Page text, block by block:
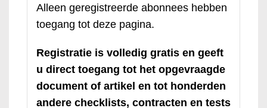
Alleen geregistreerde abonnees hebben
toegang tot deze pagina.
Registratie is volledig gratis en geeft
u direct toegang tot het opgevraagde
document of artikel en tot honderden
andere checklists, contracten en tests